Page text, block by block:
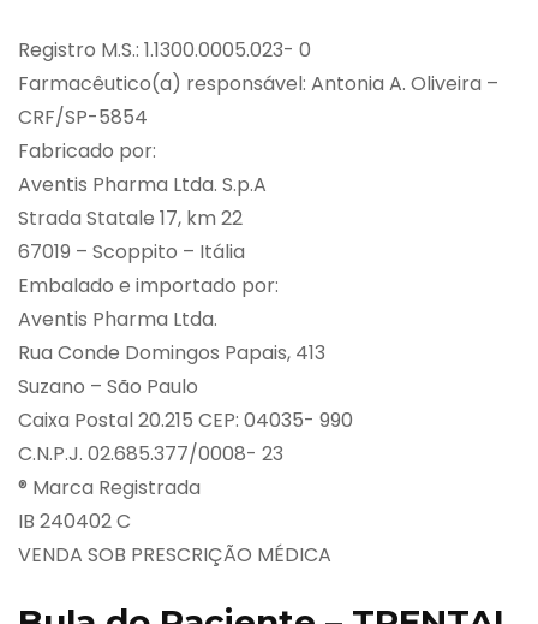
Registro M.S.: 1.1300.0005.023- 0
Farmacêutico(a) responsável: Antonia A. Oliveira –
CRF/SP-5854
Fabricado por:
Aventis Pharma Ltda. S.p.A
Strada Statale 17, km 22
67019 – Scoppito – Itália
Embalado e importado por:
Aventis Pharma Ltda.
Rua Conde Domingos Papais, 413
Suzano – São Paulo
Caixa Postal 20.215 CEP: 04035- 990
C.N.P.J. 02.685.377/0008- 23
® Marca Registrada
IB 240402 C
VENDA SOB PRESCRIÇÃO MÉDICA